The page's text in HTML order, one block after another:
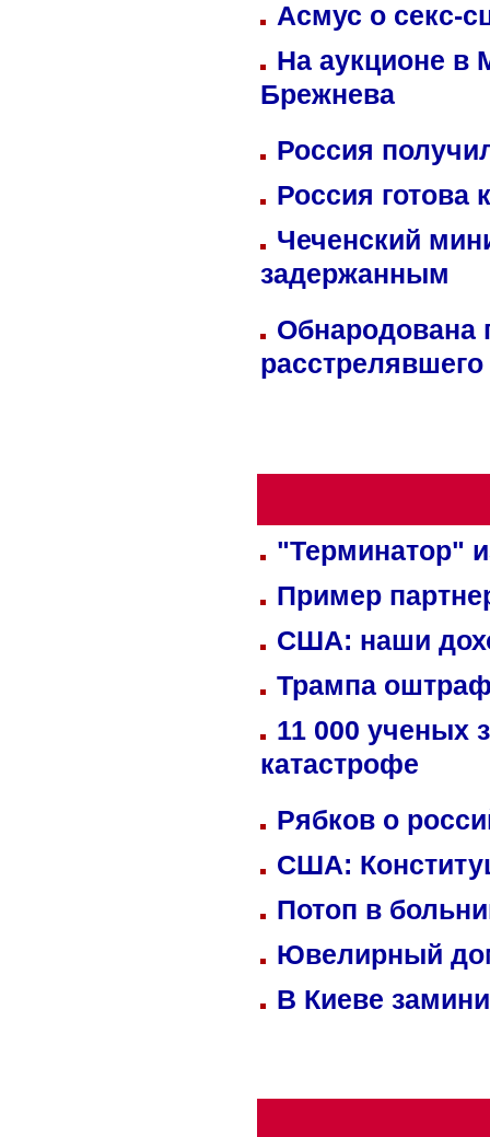
Асмус о секс-
На аукционе в
Брежнева
Россия
Россия готова
Чеченский
задержанным
Обнародована
"Терминатор"
Пример
США: наши
Трампа
11 000 ученых
катастрофе
Рябков о
США:
Потоп в
Ювелирный
В Киеве